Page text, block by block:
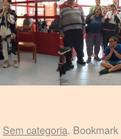
Sem categoria.